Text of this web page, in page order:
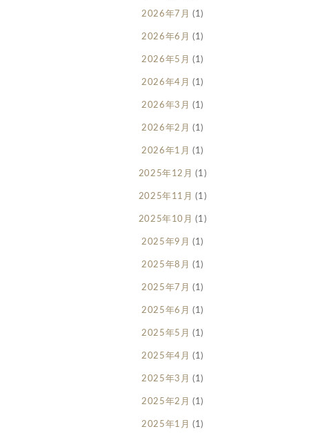
2026年7月 (1)
2026年6月 (1)
2026年5月 (1)
2026年4月 (1)
2026年3月 (1)
2026年2月 (1)
2026年1月 (1)
2025年12月 (1)
2025年11月 (1)
2025年10月 (1)
2025年9月 (1)
2025年8月 (1)
2025年7月 (1)
2025年6月 (1)
2025年5月 (1)
2025年4月 (1)
2025年3月 (1)
2025年2月 (1)
2025年1月 (1)